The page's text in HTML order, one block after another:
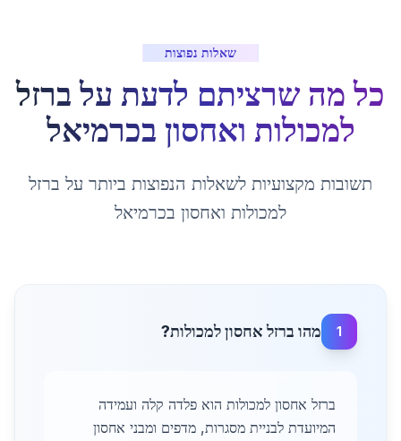
שאלות נפוצות
כל מה שרציתם לדעת על ברזל
למכולות ואחסון בכרמיאל
תשובות מקצועיות לשאלות הנפוצות ביותר על ברזל
למכולות ואחסון בכרמיאל
1 מהו ברזל אחסון למכולות?
ברזל אחסון למכולות הוא פלדה קלה ועמידה
המיועדת לבניית מסגרות, מדפים ומבני אחסון